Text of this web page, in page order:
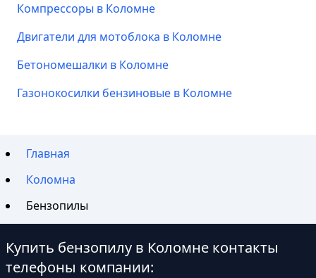
Компрессоры в Коломне
Двигатели для мотоблока в Коломне
Бетономешалки в Коломне
Газонокосилки бензиновые в Коломне
Главная
Коломна
Бензопилы
Купить бензопилу в Коломне контакты
телефоны компании: